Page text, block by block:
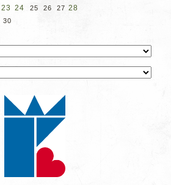
23 24 25 26 27 28
30